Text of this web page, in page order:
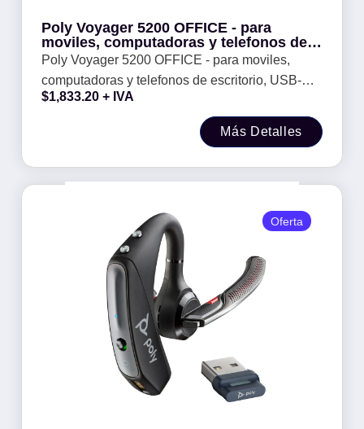
Poly Voyager 5200 OFFICE - para
moviles, computadoras y telefonos de
escritorio, USB-A, Bluetooth, no incluye
adaptador
Poly Voyager 5200 OFFICE - para moviles,
computadoras y telefonos de escritorio, USB-A,
Bluetooth, no incluye adaptador
$1,833.20 + IVA
Más Detalles
Oferta